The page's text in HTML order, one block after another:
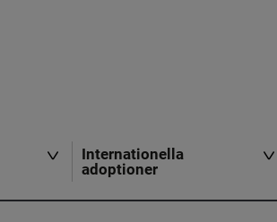
Internationella
adoptioner